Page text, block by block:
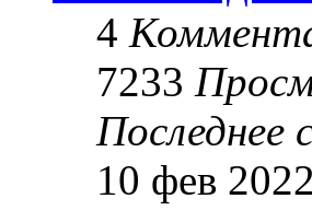
4
7233
Последнее
10 фев